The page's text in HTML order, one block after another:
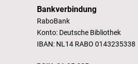
Bankverbindung
RaboBank
Konto: Deutsche Bibliothek
IBAN: NL14 RABO 0143235338